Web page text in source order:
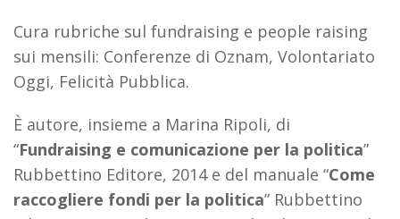
Cura rubriche sul fundraising e people raising
sui mensili: Conferenze di Oznam, Volontariato
Oggi, Felicità Pubblica.
È autore, insieme a Marina Ripoli, di
“Fundraising e comunicazione per la politica”
Rubbettino Editore, 2014 e del manuale “Come
raccogliere fondi per la politica” Rubbettino